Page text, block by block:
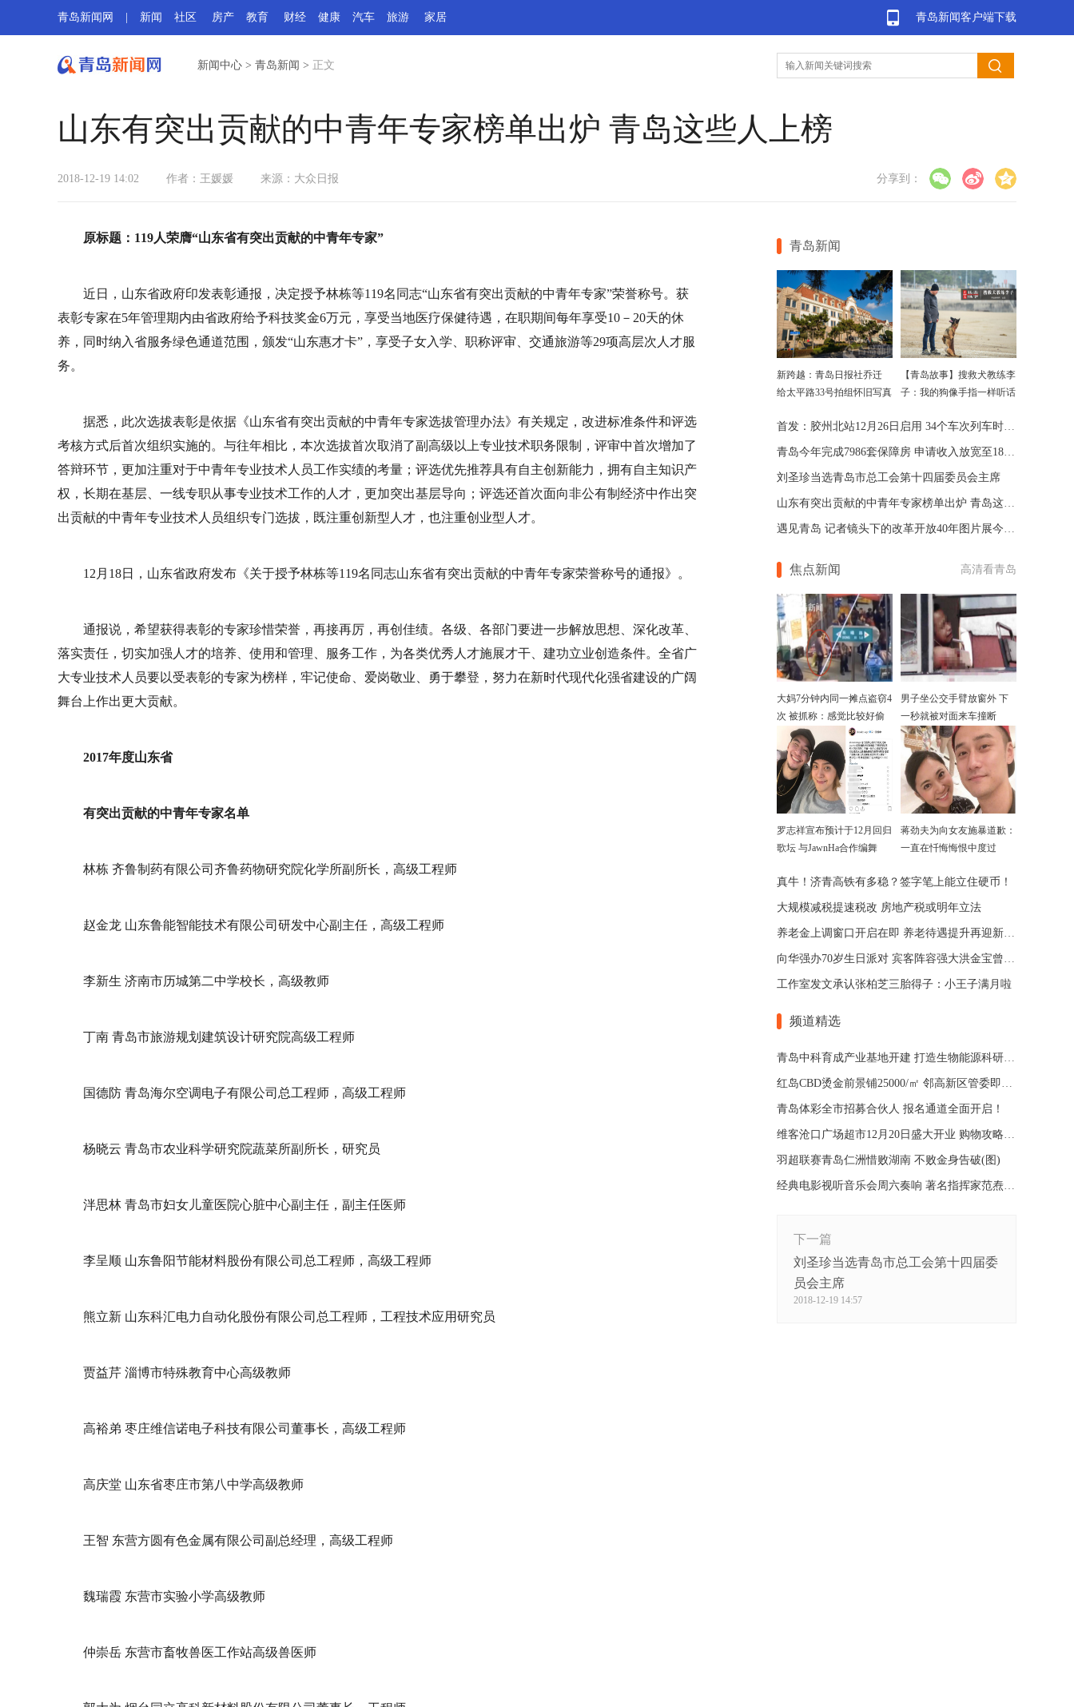
青岛新闻客户端下载
青岛新闻网 新闻 社区 房产 教育 财经 健康 汽车 旅游 家居
新闻中心 > 青岛新闻 > 正文
山东有突出贡献的中青年专家榜单出炉 青岛这些人上榜
2018-12-19 14:02 作者：王媛媛 来源：大众日报 分享到：
原标题：119人荣膺“山东省有突出贡献的中青年专家”
近日，山东省政府印发表彰通报，决定授予林栋等119名同志“山东省有突出贡献的中青年专家”荣誉称号。获
表彰专家在5年管理期内由省政府给予科技奖金6万元，享受当地医疗保健待遇，在职期间每年享受10－20天的休
养，同时纳入省服务绿色通道范围，颁发“山东惠才卡”，享受子女入学、职称评审、交通旅游等29项高层次人才服
务。
据悉，此次选拔表彰是依据《山东省有突出贡献的中青年专家选拔管理办法》有关规定，改进标准条件和评选
考核方式后首次组织实施的。与往年相比，本次选拔首次取消了副高级以上专业技术职务限制，评审中首次增加了
答辩环节，更加注重对于中青年专业技术人员工作实绩的考量；评选优先推荐具有自主创新能力，拥有自主知识产
权，长期在基层、一线专职从事专业技术工作的人才，更加突出基层导向；评选还首次面向非公有制经济中作出突
出贡献的中青年专业技术人员组织专门选拔，既注重创新型人才，也注重创业型人才。
12月18日，山东省政府发布《关于授予林栋等119名同志山东省有突出贡献的中青年专家荣誉称号的通报》。
通报说，希望获得表彰的专家珍惜荣誉，再接再厉，再创佳绩。各级、各部门要进一步解放思想、深化改革、
落实责任，切实加强人才的培养、使用和管理、服务工作，为各类优秀人才施展才干、建功立业创造条件。全省广
大专业技术人员要以受表彰的专家为榜样，牢记使命、爱岗敬业、勇于攀登，努力在新时代现代化强省建设的广阔
舞台上作出更大贡献。
2017年度山东省
有突出贡献的中青年专家名单
林栋 齐鲁制药有限公司齐鲁药物研究院化学所副所长，高级工程师
赵金龙 山东鲁能智能技术有限公司研发中心副主任，高级工程师
李新生 济南市历城第二中学校长，高级教师
丁南 青岛市旅游规划建筑设计研究院高级工程师
国德防 青岛海尔空调电子有限公司总工程师，高级工程师
杨晓云 青岛市农业科学研究院蔬菜所副所长，研究员
泮思林 青岛市妇女儿童医院心脏中心副主任，副主任医师
李呈顺 山东鲁阳节能材料股份有限公司总工程师，高级工程师
熊立新 山东科汇电力自动化股份有限公司总工程师，工程技术应用研究员
贾益芹 淄博市特殊教育中心高级教师
高裕弟 枣庄维信诺电子科技有限公司董事长，高级工程师
高庆堂 山东省枣庄市第八中学高级教师
王智 东营方圆有色金属有限公司副总经理，高级工程师
魏瑞霞 东营市实验小学高级教师
仲崇岳 东营市畜牧兽医工作站高级兽医师
青岛新闻
新跨越：青岛日报社乔迁
给太平路33号拍组怀旧写真
【青岛故事】搜救犬教练李
子：我的狗像手指一样听话
首发：胶州北站12月26日启用 34个车次列车时刻表出炉
青岛今年完成7986套保障房 申请收入放宽至1810元
刘圣珍当选青岛市总工会第十四届委员会主席
山东有突出贡献的中青年专家榜单出炉 青岛这些人上榜
遇见青岛 记者镜头下的改革开放40年图片展今天正式开展
焦点新闻 高清看青岛
大妈7分钟内同一摊点盗窃4
次 被抓称：感觉比较好偷
男子坐公交手臂放窗外 下
一秒就被对面来车撞断
罗志祥宣布预计于12月回归
歌坛 与JawnHa合作编舞
蒋劲夫为向女友施暴道歉：
一直在忏悔悔恨中度过
真牛！济青高铁有多稳？签字笔上能立住硬币！
大规模减税提速税改 房地产税或明年立法
养老金上调窗口开启在即 养老待遇提升再迎新突破
向华强办70岁生日派对 宾客阵容强大洪金宝曾志伟等出席
工作室发文承认张柏芝三胎得子：小王子满月啦
频道精选
青岛中科育成产业基地开建 打造生物能源科研转化平台
红岛CBD烫金前景铺25000/㎡ 邻高新区管委即买即用
青岛体彩全市招募合伙人 报名通道全面开启！
维客沧口广场超市12月20日盛大开业 购物攻略请查收
羽超联赛青岛仁洲惜败湖南 不败金身告破(图)
经典电影视听音乐会周六奏响 著名指挥家范焘执棒
下一篇
刘圣珍当选青岛市总工会第十四届委
员会主席
2018-12-19 14:57